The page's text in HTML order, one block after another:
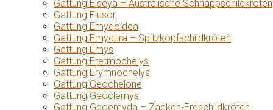
Gattung Elseya – Australische Schnappschildkröten
Gattung Elusor
Gattung Emydoidea
Gattung Emydura – Spitzkopfschildkröten
Gattung Emys
Gattung Eretmochelys
Gattung Erymnochelys
Gattung Geochelone
Gattung Geoclemys
Gattung Geoemyda – Zacken-Erdschildkröten